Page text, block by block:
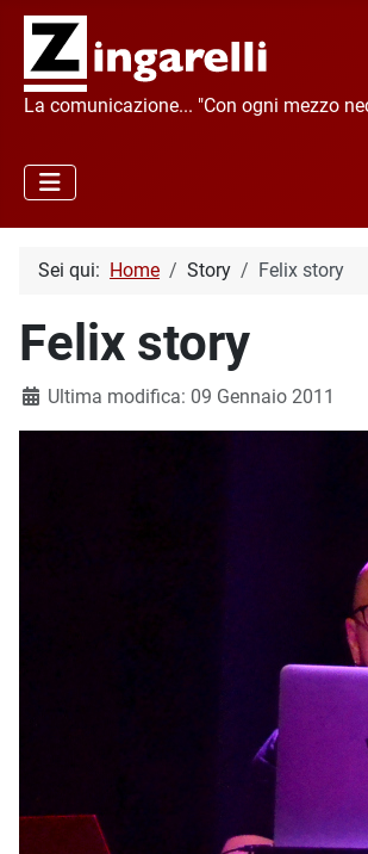
La comunicazione... "Con ogni mezzo
Sei qui: Home Story Felix story
Felix story
Dettagli
Ultima modifica: 09 Gennaio 2011